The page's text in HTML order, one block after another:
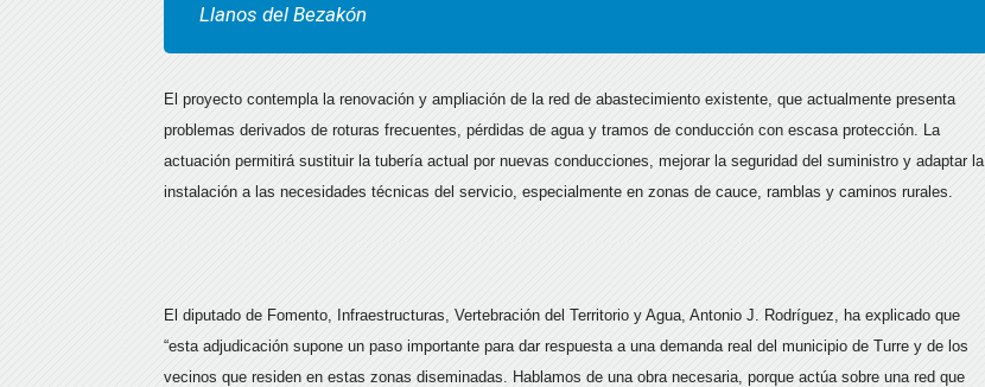
Llanos del Bezakón
El proyecto contempla la renovación y ampliación de la red de abastecimiento existente, que actualmente presenta
problemas derivados de roturas frecuentes, pérdidas de agua y tramos de conducción con escasa protección. La
actuación permitirá sustituir la tubería actual por nuevas conducciones, mejorar la seguridad del suministro y adaptar la
instalación a las necesidades técnicas del servicio, especialmente en zonas de cauce, ramblas y caminos rurales.
El diputado de Fomento, Infraestructuras, Vertebración del Territorio y Agua, Antonio J. Rodríguez, ha explicado que
“esta adjudicación supone un paso importante para dar respuesta a una demanda real del municipio de Turre y de los
vecinos que residen en estas zonas diseminadas. Hablamos de una obra necesaria, porque actúa sobre una red que